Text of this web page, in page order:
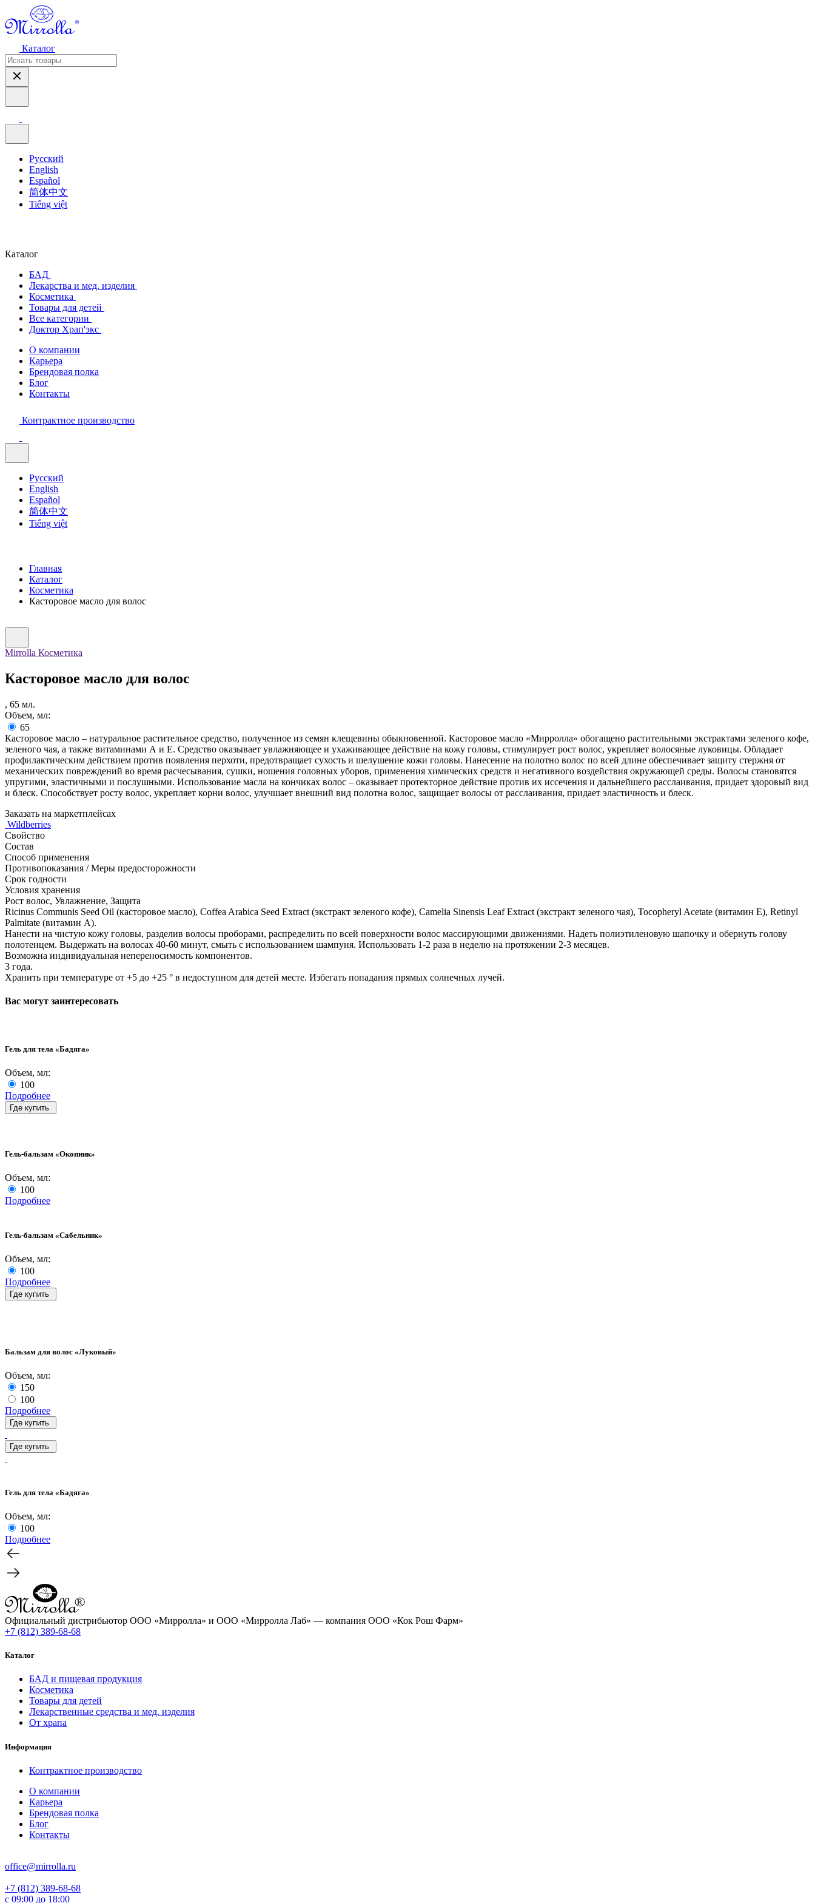
Каталог
Русский
English
Español
简体中文
Tiếng việt
Каталог
БАД
Лекарства и мед. изделия
Косметика
Товары для детей
Все категории
Доктор Храп'экс
О компании
Карьера
Брендовая полка
Блог
Контакты
Контрактное производство
Русский
English
Español
简体中文
Tiếng việt
Главная
Каталог
Косметика
Касторовое масло для волос
Mirrolla Косметика
Касторовое масло для волос
, 65 мл.
Объем, мл:
65
Касторовое масло – натуральное растительное средство, полученное из семян клещевины обыкновенной. Касторовое масло «Мирролла» обогащено растительными экстрактами зеленого кофе,
зеленого чая, а также витаминами А и Е. Средство оказывает увлажняющее и ухаживающее действие на кожу головы, стимулирует рост волос, укрепляет волосяные луковицы. Обладает
профилактическим действием против появления перхоти, предотвращает сухость и шелушение кожи головы. Нанесение на полотно волос по всей длине обеспечивает защиту стержня от
механических повреждений во время расчесывания, сушки, ношения головных уборов, применения химических средств и негативного воздействия окружающей среды. Волосы становятся
упругими, эластичными и послушными. Использование масла на кончиках волос – оказывает протекторное действие против их иссечения и дальнейшего расслаивания, придает здоровый вид
и блеск. Способствует росту волос, укрепляет корни волос, улучшает внешний вид полотна волос, защищает волосы от расслаивания, придает эластичность и блеск.
Заказать на маркетплейсах
Wildberries
Свойство
Состав
Способ применения
Противопоказания / Меры предосторожности
Срок годности
Условия хранения
Рост волос, Увлажнение, Защита
Ricinus Communis Seed Oil (касторовое масло), Coffea Arabica Seed Extract (экстракт зеленого кофе), Camelia Sinensis Leaf Extract (экстракт зеленого чая), Tocopheryl Acetate (витамин Е), Retinyl
Palmitate (витамин А).
Нанести на чистую кожу головы, разделив волосы проборами, распределить по всей поверхности волос массирующими движениями. Надеть полиэтиленовую шапочку и обернуть голову
полотенцем. Выдержать на волосах 40-60 минут, смыть с использованием шампуня. Использовать 1-2 раза в неделю на протяжении 2-3 месяцев.
Возможна индивидуальная непереносимость компонентов.
3 года.
Хранить при температуре от +5 до +25 ° в недоступном для детей месте. Избегать попадания прямых солнечных лучей.
Вас могут заинтересовать
Гель для тела «Бадяга»
Объем, мл:
100
Подробнее
Где купить
Гель-бальзам «Окопник»
Объем, мл:
100
Подробнее
Гель-бальзам «Сабельник»
Объем, мл:
100
Подробнее
Где купить
Бальзам для волос «Луковый»
Объем, мл:
150
100
Подробнее
Где купить
Где купить
Гель для тела «Бадяга»
Объем, мл:
100
Подробнее
Официальный дистрибьютор ООО «Мирролла» и ООО «Мирролла Лаб» — компания ООО «Кок Рош Фарм»
+7 (812) 389-68-68
Каталог
БАД и пищевая продукция
Косметика
Товары для детей
Лекарственные средства и мед. изделия
От храпа
Информация
Контрактное производство
О компании
Карьера
Брендовая полка
Блог
Контакты
office@mirrolla.ru
+7 (812) 389-68-68
с 09:00 до 18:00